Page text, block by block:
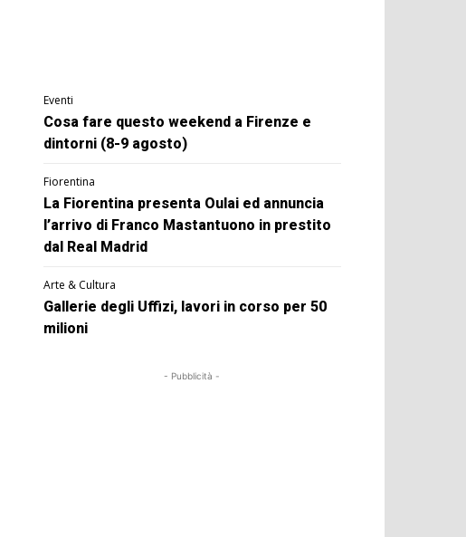
Eventi
Cosa fare questo weekend a Firenze e
dintorni (8-9 agosto)
Fiorentina
La Fiorentina presenta Oulai ed annuncia
l’arrivo di Franco Mastantuono in prestito
dal Real Madrid
Arte & Cultura
Gallerie degli Uffizi, lavori in corso per 50
milioni
- Pubblicità -